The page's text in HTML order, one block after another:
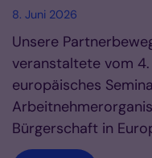
8. Juni 2026
Unsere
veranstaltete vom
europäisches
Bürgerschaft in